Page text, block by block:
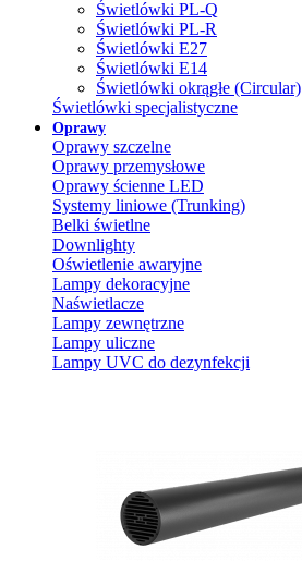
Świetlówki PL-Q
Świetlówki PL-R
Świetlówki E27
Świetlówki E14
Świetlówki okrągłe (Circular)
Świetlówki specjalistyczne
Oprawy
Oprawy szczelne
Oprawy przemysłowe
Oprawy ścienne LED
Systemy liniowe (Trunking)
Belki świetlne
Downlighty
Oświetlenie awaryjne
Lampy dekoracyjne
Naświetlacze
Lampy zewnętrzne
Lampy uliczne
Lampy UVC do dezynfekcji